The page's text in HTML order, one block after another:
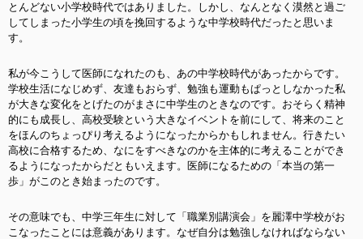
とんどない小学校時代ではありました。しかし、なんとなく漠然と過ご
してしまった小学生の頃を挽回するような中学校時代だったと思いま
す。
私が今こうして医師になれたのも、あの中学校時代があったからです。
学校生活になじめず、友達もおらず、勉強も運動もぱっとしなかった私
が大きな変化をとげたのがまさに中学生のときなのです。おそらく精神
的にも成長し、高校受験という大きなイベントを前にして、将来のこと
をほんのちょっぴり考えるようになったからかもしれません。行きたい
高校に合格するため、なにをすべきなのかを主体的に考えることができ
るようになったからだともいえます。医師になるための「本当の第一
歩」がこのとき始まったのです。
その意味でも、中学三年生に対して「職業別講演会」を麗澤中学校がお
こなったことには意義があります。なぜ自分は勉強しなければならない